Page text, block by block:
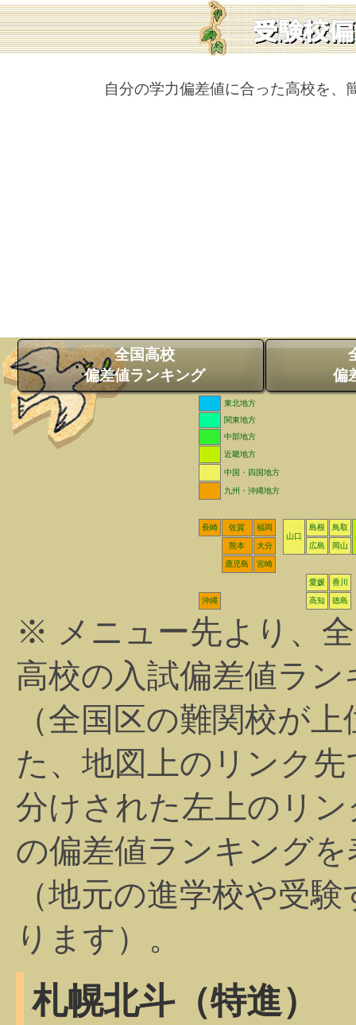
自分の学力偏差値に合った高校を、
全国高校
偏差値ランキング
偏
東北地方
関東地方
中部地方
近畿地方
中国・四国地方
九州・沖縄地方
長崎 佐賀
福岡
山口
島根
鳥取
熊本
大分 広島 岡山
鹿児島 宮崎
愛媛 香川
沖縄 高知 徳島
※ メニュー先より、
高校の入試偏差値ラ
（全国区の難関校が
た、地図上のリンク
分けされた左上のリ
の偏差値ランキング
（地元の進学校や受
ります）。
札幌北斗（特進）